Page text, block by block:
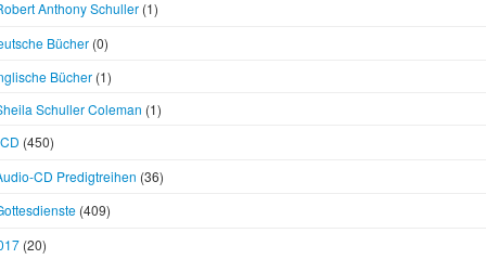
Anthony Schuller (1)
Bücher (0)
Bücher (1)
Schuller Coleman (1)
CD (450)
CD Predigtreihen (36)
(409)
(20)